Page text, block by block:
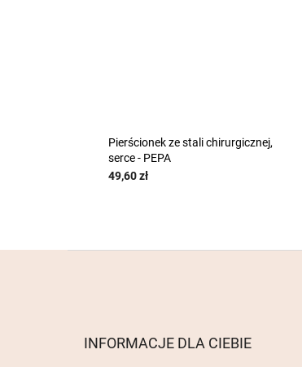
Pierścionek ze stali chirurgicznej,
serce - PEPA
49,60 zł
INFORMACJE DLA CIEBIE